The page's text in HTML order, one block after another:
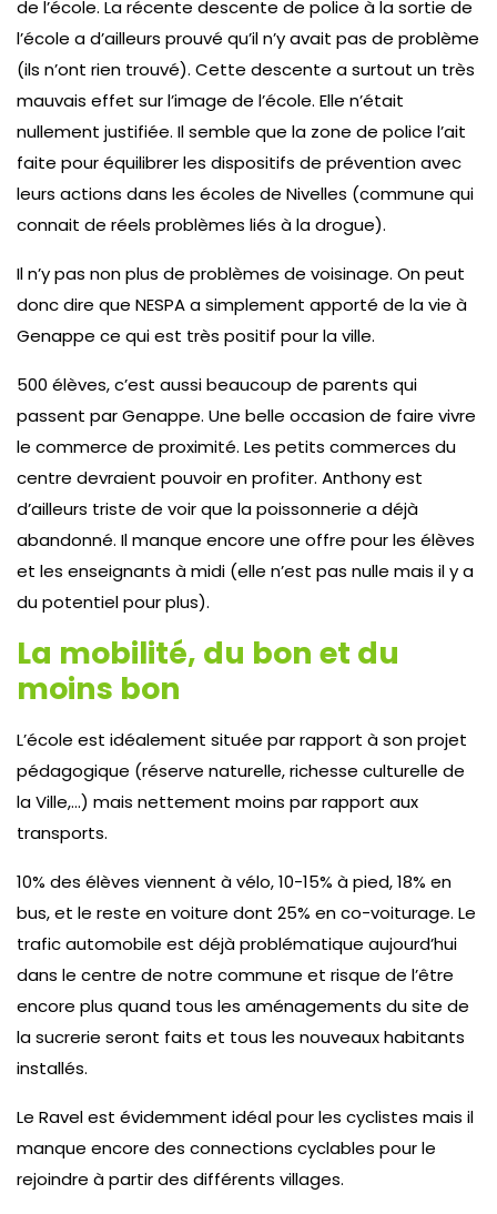
de l’école. La récente descente de police à la sortie de
l’école a d’ailleurs prouvé qu’il n’y avait pas de problème
(ils n’ont rien trouvé). Cette descente a surtout un très
mauvais effet sur l’image de l’école. Elle n’était
nullement justifiée. Il semble que la zone de police l’ait
faite pour équilibrer les dispositifs de prévention avec
leurs actions dans les écoles de Nivelles (commune qui
connait de réels problèmes liés à la drogue).
Il n’y pas non plus de problèmes de voisinage. On peut
donc dire que NESPA a simplement apporté de la vie à
Genappe ce qui est très positif pour la ville.
500 élèves, c’est aussi beaucoup de parents qui
passent par Genappe. Une belle occasion de faire vivre
le commerce de proximité. Les petits commerces du
centre devraient pouvoir en profiter. Anthony est
d’ailleurs triste de voir que la poissonnerie a déjà
abandonné. Il manque encore une offre pour les élèves
et les enseignants à midi (elle n’est pas nulle mais il y a
du potentiel pour plus).
La mobilité, du bon et du
moins bon
L’école est idéalement située par rapport à son projet
pédagogique (réserve naturelle, richesse culturelle de
la Ville,…) mais nettement moins par rapport aux
transports.
10% des élèves viennent à vélo, 10-15% à pied, 18% en
bus, et le reste en voiture dont 25% en co-voiturage. Le
trafic automobile est déjà problématique aujourd’hui
dans le centre de notre commune et risque de l’être
encore plus quand tous les aménagements du site de
la sucrerie seront faits et tous les nouveaux habitants
installés.
Le Ravel est évidemment idéal pour les cyclistes mais il
manque encore des connections cyclables pour le
rejoindre à partir des différents villages.